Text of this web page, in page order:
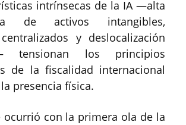
intrínsecas de la IA —alta
de activos intangibles,
y deslocalización
tensionan los principios
de la fiscalidad internacional
presencia física.
ocurrió con la primera ola de la